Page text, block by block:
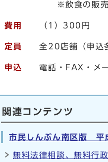
※飲食の販売やプロ
費用 （1）300円 （
定員 全20店舗（申込多
申込 電話・FAX・メ
関連コンテンツ
市民しんぶん南区版
無料法律相談、無料行